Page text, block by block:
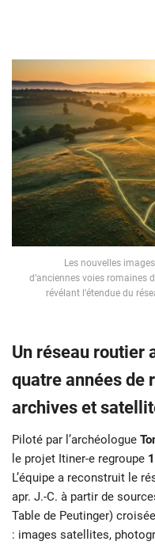
Les nouvelles
d’anciennes voies romaines
révélant l’étendue du
Un réseau routier
quatre années de
archives et
Piloté par l’archéologue
le projet Itiner-e regroupe
L’équipe a reconstruit le
apr. J.-C. à partir de
Table de Peutinger)
: images satellites,